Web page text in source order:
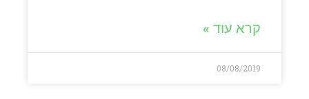
קרא עוד »
08/08/2019